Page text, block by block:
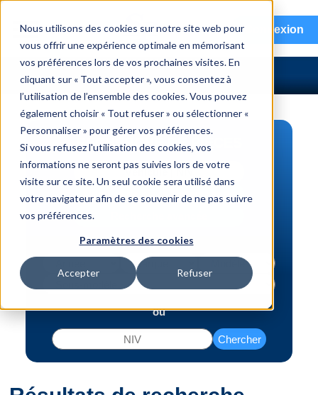
Nous utilisons des cookies sur notre site web pour
vous offrir une expérience optimale en mémorisant
vos préférences lors de vos prochaines visites. En
cliquant sur « Tout accepter », vous consentez à
l’utilisation de l’ensemble des cookies. Vous pouvez
également choisir « Tout refuser » ou sélectionner «
Personnaliser » pour gérer vos préférences.
Si vous refusez l'utilisation des cookies, vos
informations ne seront pas suivies lors de votre
visite sur ce site. Un seul cookie sera utilisé dans
votre navigateur afin de se souvenir de ne pas suivre
vos préférences.
Paramètres des cookies
Accepter Refuser
menu Connexion
RECHERCHE DE PIÈCES
Véhicule | NIV
Numéro de pièce | interchange
ou
Chercher